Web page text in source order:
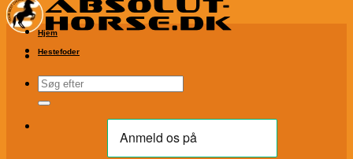
Søg
efter:
Hjem
Hestefoder